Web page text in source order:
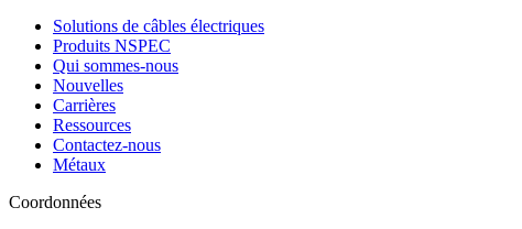
Solutions de câbles électriques
Produits NSPEC
Qui sommes-nous
Nouvelles
Carrières
Ressources
Contactez-nous
Métaux
Coordonnées